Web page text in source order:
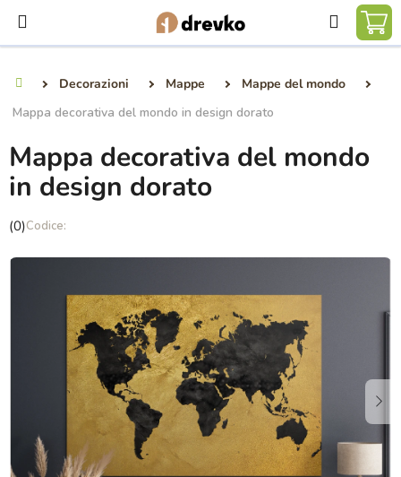
contenuto
Ricerca
Decorazioni Mappe
Mappe del mondo
Mappa decorativa del mondo in design dorato
Mappa decorativa del mondo
in design dorato
La
media
(0)